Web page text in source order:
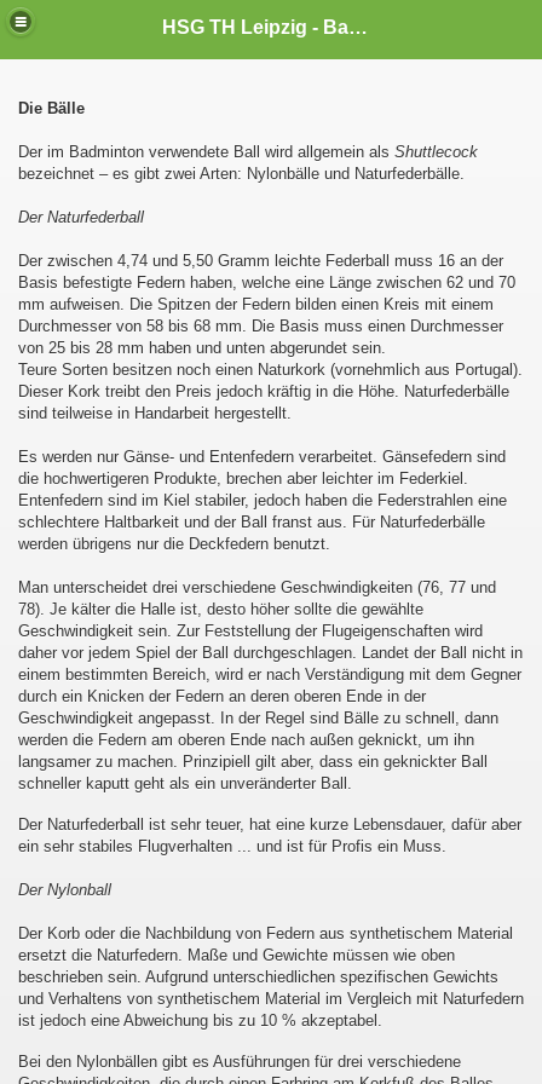
HSG TH Leipzig - Badminton
Die Bälle
Der im Badminton verwendete Ball wird allgemein als Shuttlecock
bezeichnet – es gibt zwei Arten: Nylonbälle und Naturfederbälle.
Der Naturfederball
Der zwischen 4,74 und 5,50 Gramm leichte Federball muss 16 an der
Basis befestigte Federn haben, welche eine Länge zwischen 62 und 70
mm aufweisen. Die Spitzen der Federn bilden einen Kreis mit einem
Durchmesser von 58 bis 68 mm. Die Basis muss einen Durchmesser
von 25 bis 28 mm haben und unten abgerundet sein.
Teure Sorten besitzen noch einen Naturkork (vornehmlich aus Portugal).
Dieser Kork treibt den Preis jedoch kräftig in die Höhe. Naturfederbälle
sind teilweise in Handarbeit hergestellt.
Es werden nur Gänse- und Entenfedern verarbeitet. Gänsefedern sind
die hochwertigeren Produkte, brechen aber leichter im Federkiel.
Entenfedern sind im Kiel stabiler, jedoch haben die Federstrahlen eine
schlechtere Haltbarkeit und der Ball franst aus. Für Naturfederbälle
werden übrigens nur die Deckfedern benutzt.
Man unterscheidet drei verschiedene Geschwindigkeiten (76, 77 und
78). Je kälter die Halle ist, desto höher sollte die gewählte
Geschwindigkeit sein. Zur Feststellung der Flugeigenschaften wird
daher vor jedem Spiel der Ball durchgeschlagen. Landet der Ball nicht in
einem bestimmten Bereich, wird er nach Verständigung mit dem Gegner
durch ein Knicken der Federn an deren oberen Ende in der
Geschwindigkeit angepasst. In der Regel sind Bälle zu schnell, dann
werden die Federn am oberen Ende nach außen geknickt, um ihn
langsamer zu machen. Prinzipiell gilt aber, dass ein geknickter Ball
schneller kaputt geht als ein unveränderter Ball.
Der Naturfederball ist sehr teuer, hat eine kurze Lebensdauer, dafür aber
ein sehr stabiles Flugverhalten ... und ist für Profis ein Muss.
Der Nylonball
Der Korb oder die Nachbildung von Federn aus synthetischem Material
ersetzt die Naturfedern. Maße und Gewichte müssen wie oben
beschrieben sein. Aufgrund unterschiedlichen spezifischen Gewichts
und Verhaltens von synthetischem Material im Vergleich mit Naturfedern
ist jedoch eine Abweichung bis zu 10 % akzeptabel.
Bei den Nylonbällen gibt es Ausführungen für drei verschiedene